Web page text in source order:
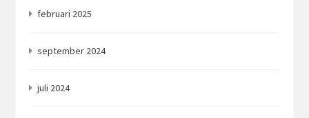
februari 2025
september 2024
juli 2024